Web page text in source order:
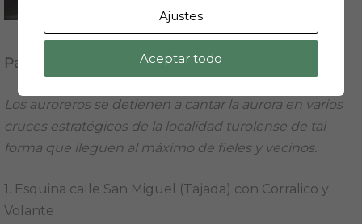
Paradas a lo largo del recorrido en Huesa
Los auroreros se detienen a cantar la aurora en varios
cruces estratégicos de la localidad turolense de tal
forma que lleguen al máximo de fieles y vecinos.
1. Esquina calle San Miguel (Tajada) con Corralico y
Volante
Ajustes
Aceptar todo